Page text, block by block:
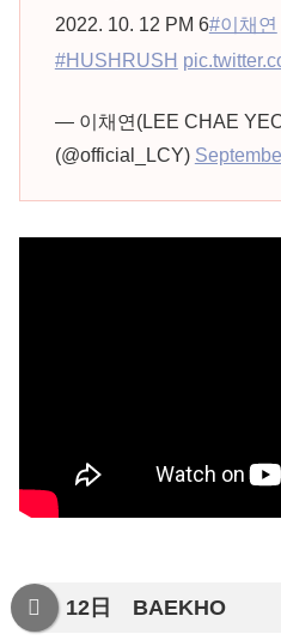
2022. 10. 12 PM 6#이채연
#HUSHRUSH
— 이채연(LEE CHAE
(@official_LCY)
12日 BAEKHO